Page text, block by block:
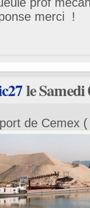
merci !
le
de Cemex